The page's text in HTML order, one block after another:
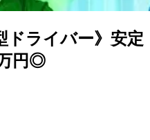
ドライバー》安定
円◎